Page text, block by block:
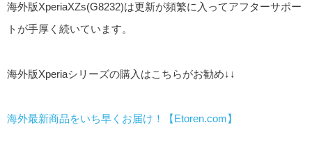
海外版XperiaXZs(G8232)は更新が頻繁に入ってアフターサポー
トが手厚く続いています。
海外版Xperiaシリーズの購入はこちらがお勧め↓↓
海外最新商品をいち早くお届け！【Etoren.com】